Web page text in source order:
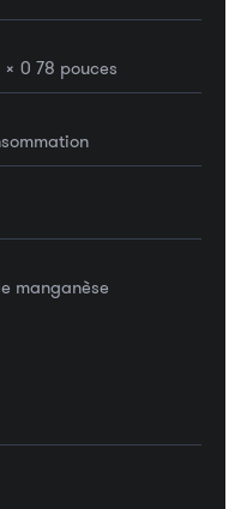
x 0 78 pouces
manganèse